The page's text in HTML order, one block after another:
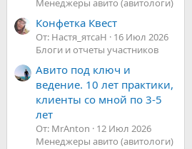
Конфетка Квест
От: Настя_ятсаН
16 Июл 2026
Блоги и отчеты участников
Авито под ключ и
ведение. 10 лет практики,
клиенты со мной по 3-5
лет
От: MrAnton
12 Июл 2026
Менеджеры авито (авитологи)